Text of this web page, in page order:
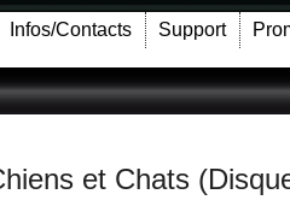
Infos/Contacts Support
et Chats